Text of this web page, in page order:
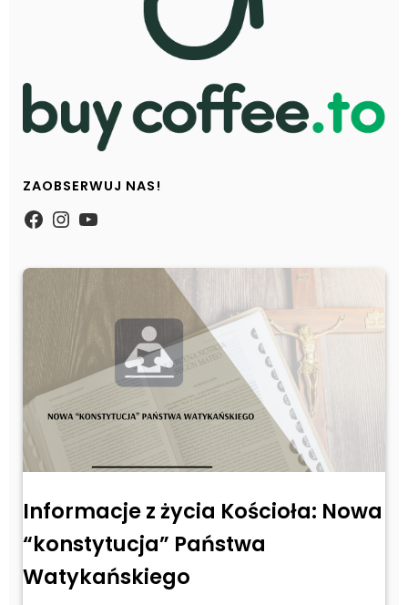
ZAOBSERWUJ NAS!
https://www.facebook.com/
Instagram
YouTube
Informacje z życia Kościoła: Nowa
“konstytucja” Państwa
Watykańskiego